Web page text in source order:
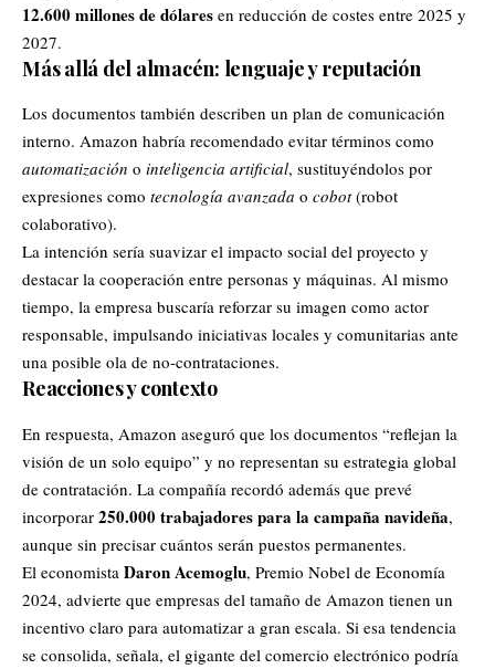
12.600 millones de dólares en reducción de costes entre 2025 y
2027.
Más allá del almacén: lenguaje y reputación
Los documentos también describen un plan de comunicación
interno. Amazon habría recomendado evitar términos como
automatización o inteligencia artificial, sustituyéndolos por
expresiones como tecnología avanzada o cobot(robot
colaborativo).
La intención sería suavizar el impacto social del proyecto y
destacar la cooperación entre personas y máquinas. Al mismo
tiempo, la empresa buscaría reforzar su imagen como actor
responsable, impulsando iniciativas locales y comunitarias ante
una posible ola de no-contrataciones.
Reacciones y contexto
En respuesta, Amazon aseguró que los documentos “reflejan la
visión de un solo equipo” y no representan su estrategia global
de contratación. La compañía recordó además que prevé
incorporar 250.000 trabajadores para la campaña navideña,
aunque sin precisar cuántos serán puestos permanentes.
El economista Daron Acemoglu, Premio Nobel de Economía
2024, advierte que empresas del tamaño de Amazon tienen un
incentivo claro para automatizar a gran escala. Si esa tendencia
se consolida, señala, el gigante del comercio electrónico podría